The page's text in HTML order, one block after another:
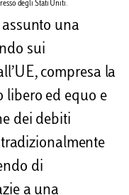
degli Stati Uniti.
una
sui
compresa la
libero ed equo e
dei debiti
di
a una